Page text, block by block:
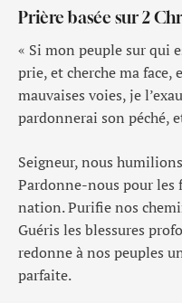
Prière basée sur 2
« Si mon peuple sur qui
prie, et cherche ma face,
mauvaises voies, je
pardonnerai son péché,
Seigneur, nous
Pardonne-nous pour les
nation. Purifie nos
Guéris les blessures
redonne à nos peuples
parfaite.